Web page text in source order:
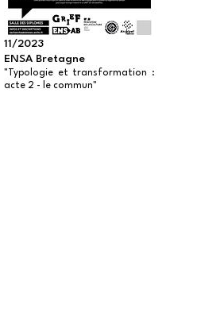
11/2023
ENSA Bretagne
"Typologie et transformation :
acte 2 - le commun"